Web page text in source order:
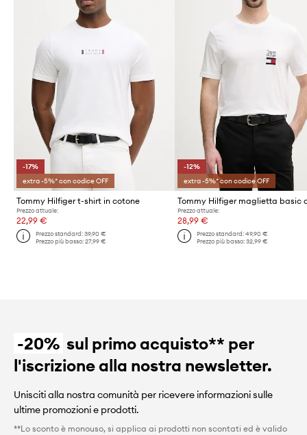
-17%
extra -5%* con codice OFF
Tommy Hilfiger t-shirt in cotone
Prezzo attuale:
22,99 €
Prezzo standard:39,90 €
Prezzo più basso:27,99 €
-12%
extra -5%* con codice OFF
Prezzo attuale:
28,99 €
Prezzo standard: 49,90 €
Prezzo più basso: 32,99 €
-20% sul primo acquisto** per
l'iscrizione alla nostra newsletter.
Unisciti alla nostra comunità per ricevere informazioni sulle
ultime promozioni e prodotti.
**Lo sconto è monouso, si applica ai prodotti non scontati ed è valido